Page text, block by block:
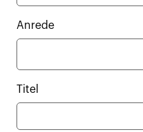
Anrede
Titel